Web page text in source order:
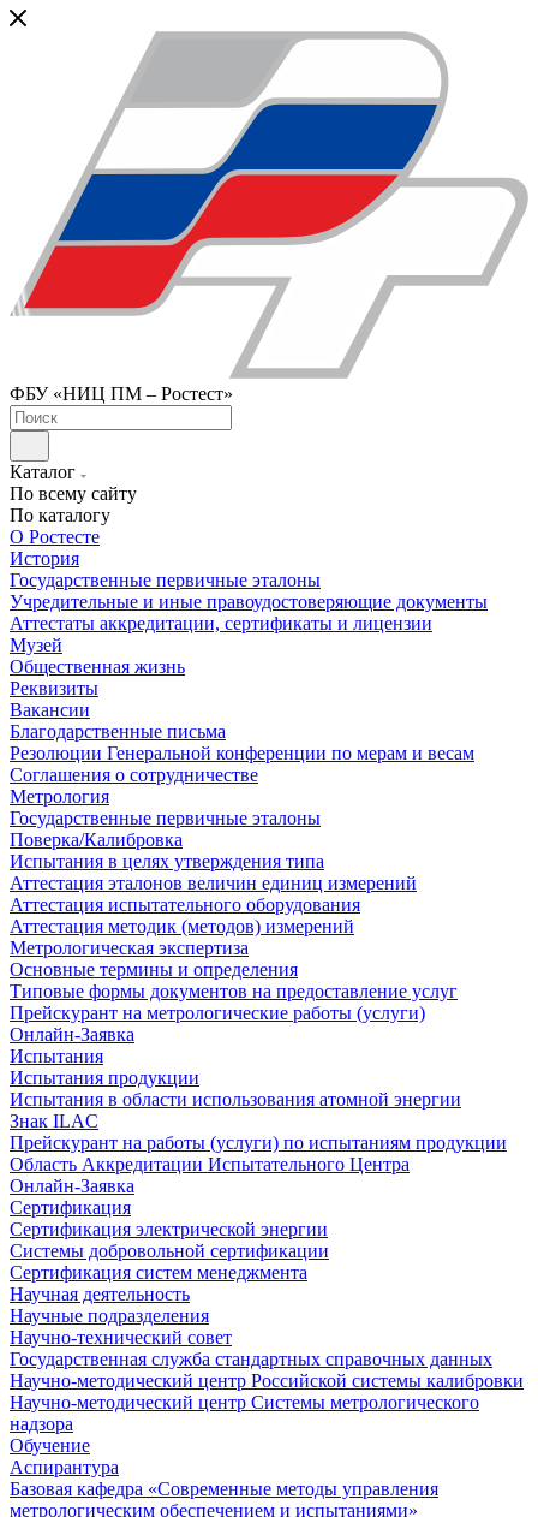
ФБУ «НИЦ ПМ – Ростест»
Каталог
По всему сайту
По каталогу
О Ростесте
История
Государственные первичные эталоны
Учредительные и иные правоудостоверяющие документы
Аттестаты аккредитации, сертификаты и лицензии
Музей
Общественная жизнь
Реквизиты
Вакансии
Благодарственные письма
Резолюции Генеральной конференции по мерам и весам
Соглашения о сотрудничестве
Метрология
Государственные первичные эталоны
Поверка/Калибровка
Испытания в целях утверждения типа
Аттестация эталонов величин единиц измерений
Аттестация испытательного оборудования
Аттестация методик (методов) измерений
Метрологическая экспертиза
Основные термины и определения
Типовые формы документов на предоставление услуг
Прейскурант на метрологические работы (услуги)
Онлайн-Заявка
Испытания
Испытания продукции
Испытания в области использования атомной энергии
Знак ILAC
Прейскурант на работы (услуги) по испытаниям продукции
Область Аккредитации Испытательного Центра
Онлайн-Заявка
Сертификация
Сертификация электрической энергии
Системы добровольной сертификации
Сертификация систем менеджмента
Научная деятельность
Научные подразделения
Научно-технический совет
Государственная служба стандартных справочных данных
Научно-методический центр Российской системы калибровки
Научно-методический центр Системы метрологического
надзора
Обучение
Аспирантура
Базовая кафедра «Современные методы управления
метрологическим обеспечением и испытаниями»